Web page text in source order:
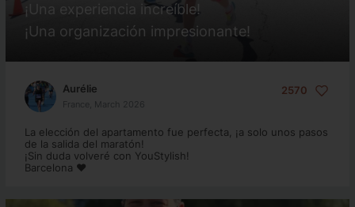
¡Una experiencia increíble!
¡Una organización impresionante!
Aurélie 2570
France, March 2026
La elección del apartamento fue perfecta, ¡a solo unos pasos
de la salida del maratón!
¡Sin duda volveré con YouStylish!
Barcelona ❤️